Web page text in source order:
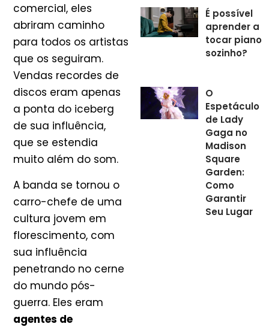
comercial, eles
abriram caminho
para todos os artistas
que os seguiram.
Vendas recordes de
discos eram apenas
a ponta do iceberg
de sua influência,
que se estendia
muito além do som.
A banda se tornou o
carro-chefe de uma
cultura jovem em
florescimento, com
sua influência
penetrando no cerne
do mundo pós-
guerra. Eles eram
agentes de
É possível
aprender a
tocar piano
sozinho?
O
Espetáculo
de Lady
Gaga no
Madison
Square
Garden:
Como
Garantir
Seu Lugar